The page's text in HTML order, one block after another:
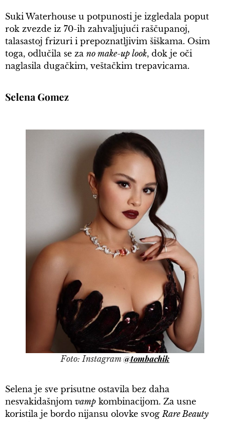
Suki Waterhouse u potpunosti je izgledala poput
rok zvezde iz 70-ih zahvaljujući raščupanoj,
talasastoj frizuri i prepoznatljivim šiškama. Osim
toga, odlučila se za no make-up look, dok je oči
naglasila dugačkim, veštačkim trepavicama.
Selena Gomez
Foto: Instagram@tombachik
Selena je sve prisutne ostavila bez daha
nesvakidašnjom vamp kombinacijom. Za usne
koristila je bordo nijansu olovke svogRare Beauty